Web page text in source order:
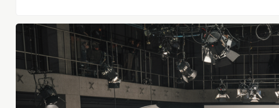
ライフスタイル
無料会員登録
リリースを配信する
レターリリースを受信（メディア登
録）